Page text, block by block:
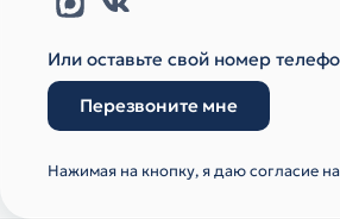
Или оставьте свой номер
Перезвоните мне
Нажимая на кнопку, я даю согласие